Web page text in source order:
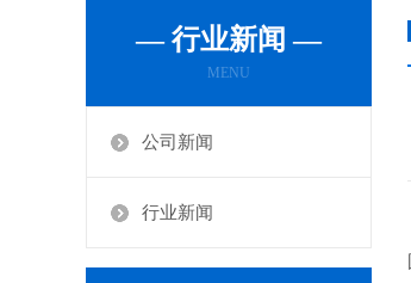
— 行业新闻 —
MENU
公司新闻
行业新闻